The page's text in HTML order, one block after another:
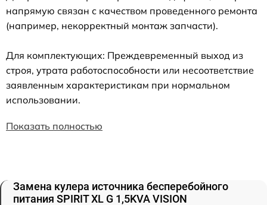
напрямую связан с качеством проведенного ремонта
(например, некорректный монтаж запчасти).
Для комплектующих: Преждевременный выход из
строя, утрата работоспособности или несоответствие
заявленным характеристикам при нормальном
использовании.
Показать полностью
Замена кулера источника бесперебойного
питания SPIRIT XL G 1,5KVA VISION